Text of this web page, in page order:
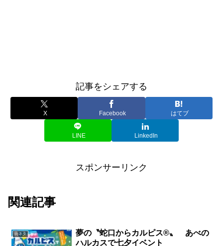
記事をシェアする
X Facebook はてブ
LINE LinkedIn
スポンサーリンク
関連記事
街ネタ
夢の〝蛇口からカルピス®〟 あべの
ハルカスで七夕イベント